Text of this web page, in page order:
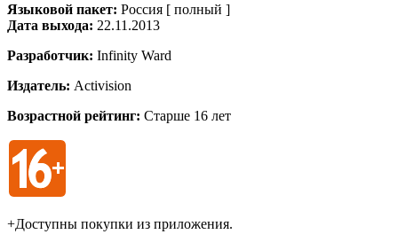
Языковой пакет: Россия [ полный ]
Дата выхода: 22.11.2013
Разработчик: Infinity Ward
Издатель: Activision
Возрастной рейтинг: Старше 16 лет
+Доступны покупки из приложения.